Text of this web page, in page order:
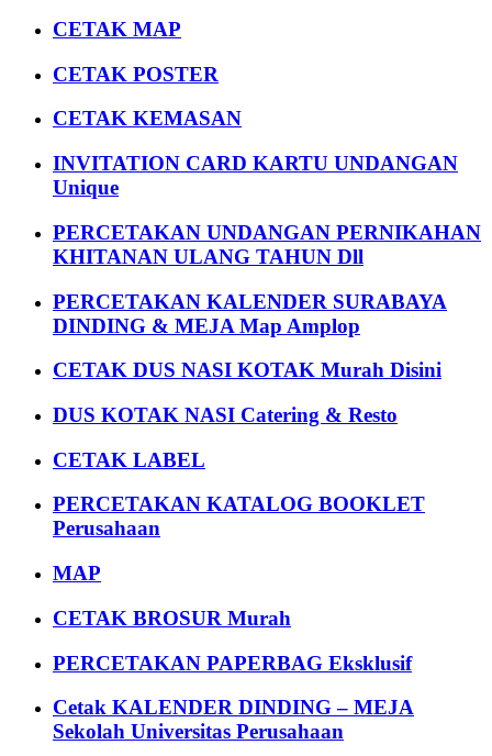
CETAK MAP
CETAK POSTER
CETAK KEMASAN
INVITATION CARD KARTU UNDANGAN
Unique
PERCETAKAN UNDANGAN PERNIKAHAN
KHITANAN ULANG TAHUN Dll
PERCETAKAN KALENDER SURABAYA
DINDING & MEJA Map Amplop
CETAK DUS NASI KOTAK Murah Disini
DUS KOTAK NASI Catering & Resto
CETAK LABEL
PERCETAKAN KATALOG BOOKLET
Perusahaan
MAP
CETAK BROSUR Murah
PERCETAKAN PAPERBAG Eksklusif
Cetak KALENDER DINDING – MEJA
Sekolah Universitas Perusahaan